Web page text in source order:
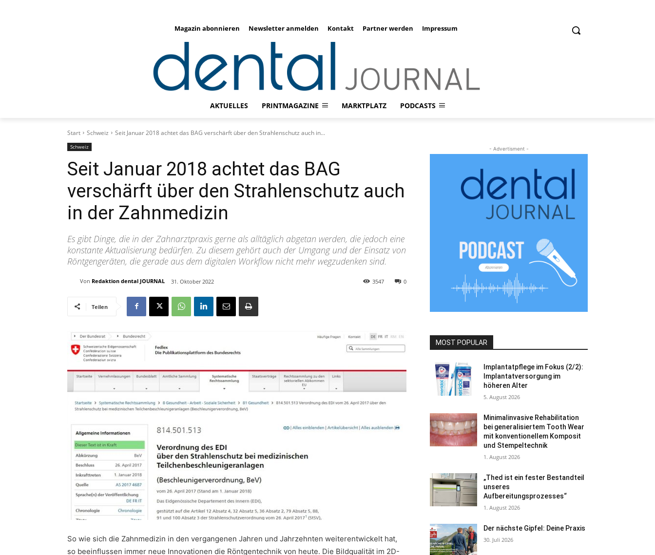
Magazin abonnieren Newsletter anmelden Kontakt Partner werden Impressum
AKTUELLES PRINTMAGAZINE MARKTPLATZ PODCASTS
Start Schweiz Seit Januar 2018 achtet das BAG verschärft über den Strahlenschutz auch in...
Schweiz
Seit Januar 2018 achtet das BAG
verschärft über den Strahlenschutz auch
in der Zahnmedizin
Es gibt Dinge, die in der Zahnarztpraxis gerne als alltäglich abgetan werden, die jedoch eine
konstante Aktualisierung bedürfen. Zu diesem gehört auch der Umgang und der Einsatz von
Röntgengeräten, die gerade aus dem digitalen Workflow nicht mehr wegzudenken sind.
Von Redaktion dental JOURNAL 31. Oktober 2022 0
3547
Teilen
So wie sich die Zahnmedizin in den vergangenen Jahren und Jahrzehnten weiterentwickelt hat,
so beeinflussen immer neue Innovationen die Röntgentechnik von heute. Die Bildqualität im 2D-
- Advertisment -
MOST POPULAR
Implantatpflege im Fokus (2/2):
Implantatversorgung im
höheren Alter
5. August 2026
Minimalinvasive Rehabilitation
bei generalisiertem Tooth Wear
mit konventionellem Komposit
und Stempeltechnik
1. August 2026
„Thed ist ein fester Bestandteil
unseres
Aufbereitungsprozesses“
1. August 2026
Der nächste Gipfel: Deine Praxis
30. Juli 2026